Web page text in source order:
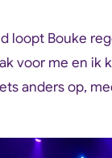
loopt Bouke
voor me en ik
anders op,